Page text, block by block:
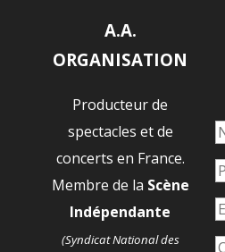
A.A.
ORGANISATION
Producteur de
spectacles et de
concerts en France.
Membre de la Scène
Indépendante
(Syndicat National des